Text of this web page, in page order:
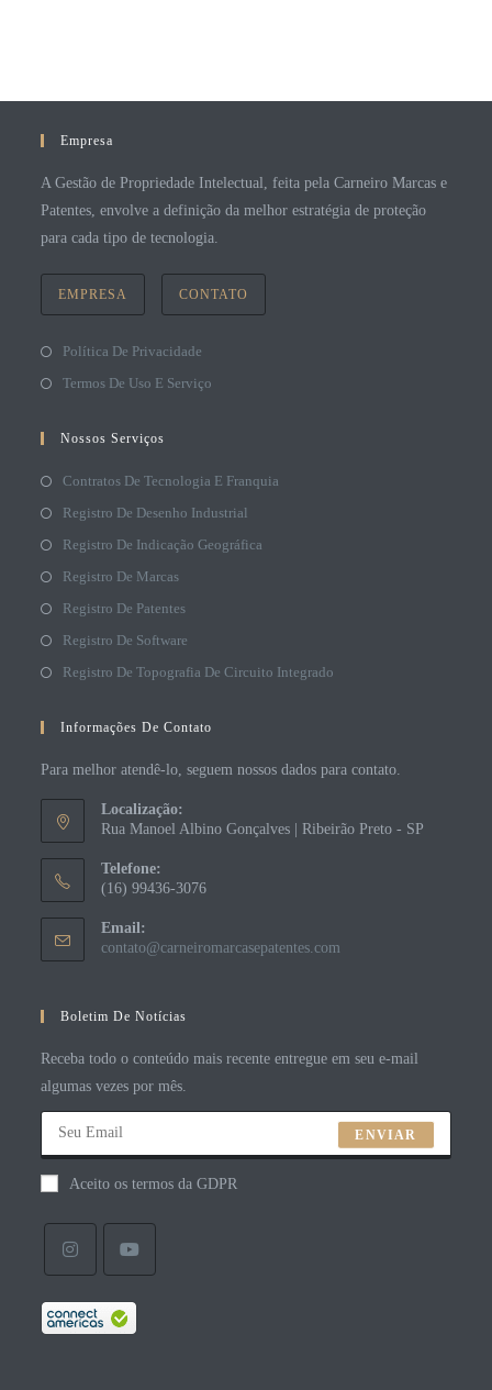
Empresa
A Gestão de Propriedade Intelectual, feita pela Carneiro Marcas e
Patentes, envolve a definição da melhor estratégia de proteção
para cada tipo de tecnologia.
EMPRESA CONTATO
Política De Privacidade
Termos De Uso E Serviço
Nossos Serviços
Contratos De Tecnologia E Franquia
Registro De Desenho Industrial
Registro De Indicação Geográfica
Registro De Marcas
Registro De Patentes
Registro De Software
Registro De Topografia De Circuito Integrado
Informações De Contato
Para melhor atendê-lo, seguem nossos dados para contato.
Localização:
Rua Manoel Albino Gonçalves | Ribeirão Preto - SP
Telefone:
(16) 99436-3076
Email:
contato@carneiromarcasepatentes.com
Boletim De Notícias
Receba todo o conteúdo mais recente entregue em seu e-mail
algumas vezes por mês.
ENVIAR
Aceito os termos da GDPR